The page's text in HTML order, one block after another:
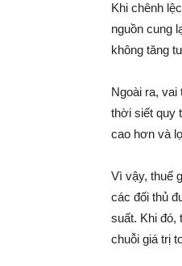
Khi chênh
nguồn cung
không tăng
Ngoài ra, vai
thời siết quy
cao hơn và
Vì vậy, thuế
các đối thủ
suất. Khi đó,
chuỗi giá trị